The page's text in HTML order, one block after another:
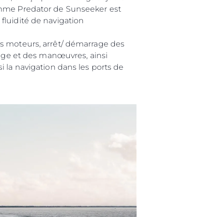
Predator de Sunseeker est
de navigation
moteurs, arrêt/ démarrage des
et des manœuvres, ainsi
la navigation dans les ports de